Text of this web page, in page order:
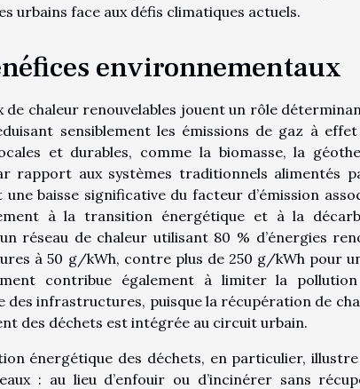
urbains face aux défis climatiques actuels.
environnementaux
de chaleur renouvelables jouent un rôle
sensiblement les émissions de gaz à
et durables, comme la biomasse, la
rapport aux systèmes traditionnels alimentés
baisse significative du facteur d’émission
à la transition énergétique et à la
un réseau de chaleur utilisant 80 % d’énergies
à 50 g/kWh, contre plus de 250 g/kWh pour
contribue également à limiter la
des infrastructures, puisque la récupération de
des déchets est intégrée au circuit urbain.
énergétique des déchets, en particulier,
: au lieu d’enfouir ou d’incinérer sans